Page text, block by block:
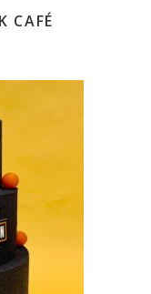
CAFÉ